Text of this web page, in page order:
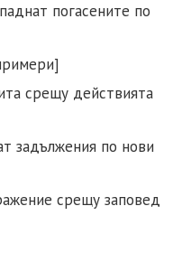
погасените по
срещу действията
задължения по нови
срещу заповед